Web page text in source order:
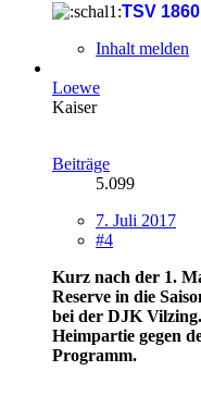
TSV
Inhalt melden
Loewe
Kaiser
Beiträge
5.099
7. Juli 2017
#4
Kurz nach der 1.
Reserve in die
bei der DJK
Heimpartie gegen
Programm.